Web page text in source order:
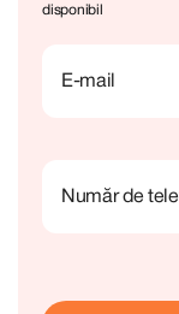
disponibil
E-mail
Număr de